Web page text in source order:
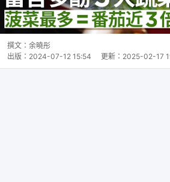
撰文： 余曉彤
出版： 2024-07-12 15:54 更新： 2025-02-17